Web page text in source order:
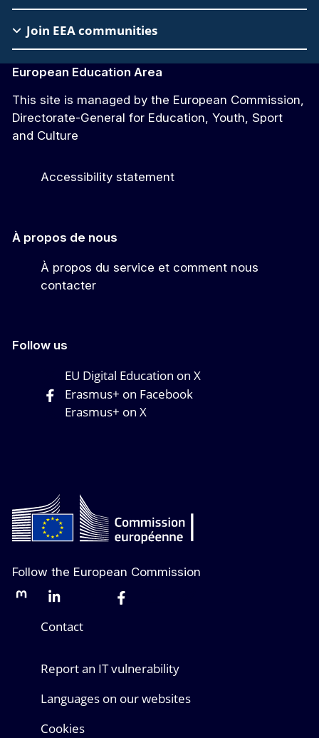
Join EEA communities
European Education Area
This site is managed by the European Commission,
Directorate-General for Education, Youth, Sport
and Culture
Accessibility statement
À propos de nous
À propos du service et comment nous
contacter
Follow us
EU Digital Education on X
Erasmus+ on Facebook
Erasmus+ on X
Follow the European Commission
MastodonLinkedInBlueskyFacebook
Contact
Report an IT vulnerability
Languages on our websites
Cookies